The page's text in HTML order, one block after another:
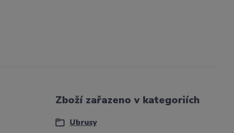
Zboží zařazeno v kategoriích
Ubrusy